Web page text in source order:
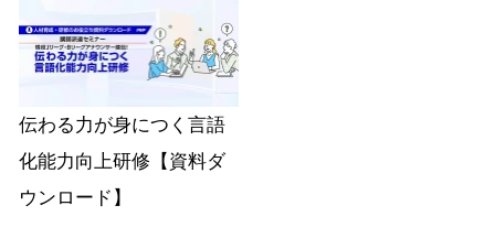
伝わる力が身につく言語
化能力向上研修【資料ダ
ウンロード】